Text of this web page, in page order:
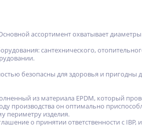
ассортимент охватывает
сантехнического,
безопасны для здоровья и пригодны
из материала EPDM, который
производства он оптимально
периметру изделия.
о принятии ответственности с IBP,